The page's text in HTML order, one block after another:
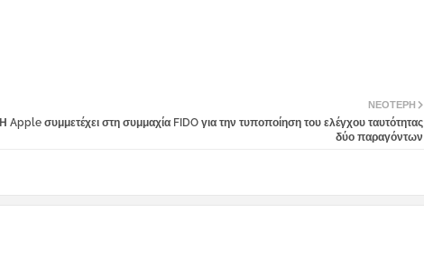
ΝΕΌΤΕΡΗ
Η Apple συμμετέχει στη συμμαχία FIDO για την τυποποίηση του ελέγχου ταυτότητας
δύο παραγόντων